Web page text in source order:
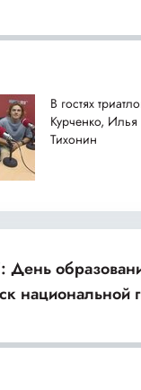
В гостях
Курченко,
Тихонин
День
национальной